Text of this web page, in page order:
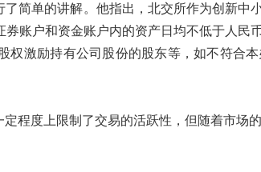
简单的讲解。他指出，北交所作为创新
账户和资金账户内的资产日均不低于人
权激励持有公司股份的股东等，如不符合
程度上限制了交易的活跃性，但随着市场